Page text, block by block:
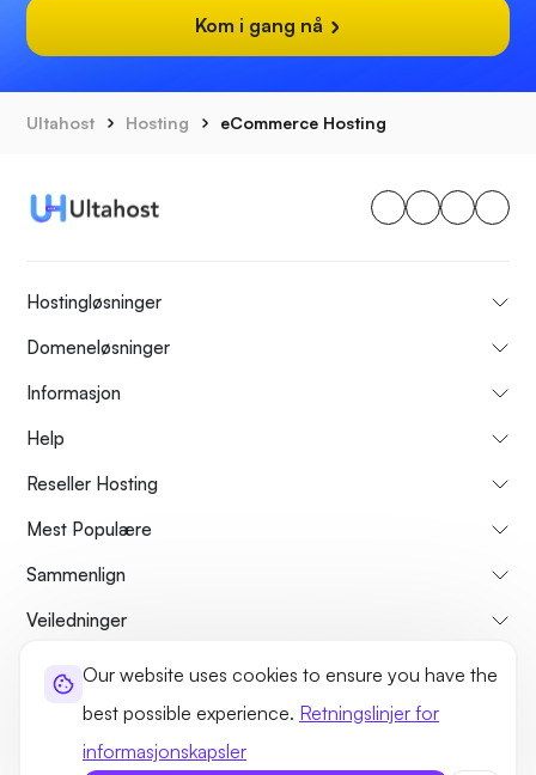
Our website uses cookies to ensure you have the
best possible experience. Retningslinjer for
informasjonskapsler
Kom i gang nå
Ultahost Hosting eCommerce Hosting
Hostingløsninger
Domeneløsninger
Informasjon
Help
Reseller Hosting
Mest Populære
Sammenlign
Veiledninger
Om oss
PersonvernerklæringLovligSide kart